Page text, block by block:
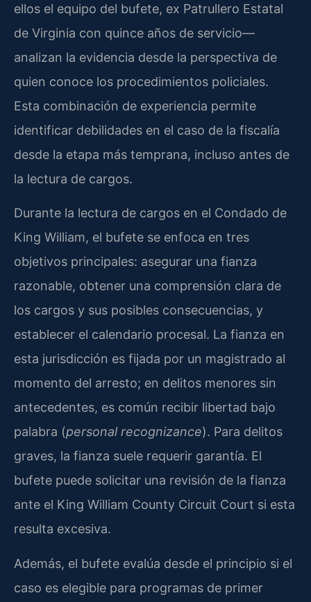
ellos el equipo del bufete, ex Patrullero Estatal
de Virginia con quince años de servicio—
analizan la evidencia desde la perspectiva de
quien conoce los procedimientos policiales.
Esta combinación de experiencia permite
identificar debilidades en el caso de la fiscalía
desde la etapa más temprana, incluso antes de
la lectura de cargos.
Durante la lectura de cargos en el Condado de
King William, el bufete se enfoca en tres
objetivos principales: asegurar una fianza
razonable, obtener una comprensión clara de
los cargos y sus posibles consecuencias, y
establecer el calendario procesal. La fianza en
esta jurisdicción es fijada por un magistrado al
momento del arresto; en delitos menores sin
antecedentes, es común recibir libertad bajo
palabra (personal recognizance). Para delitos
graves, la fianza suele requerir garantía. El
bufete puede solicitar una revisión de la fianza
ante el King William County Circuit Court si esta
resulta excesiva.
Además, el bufete evalúa desde el principio si el
caso es elegible para programas de primer